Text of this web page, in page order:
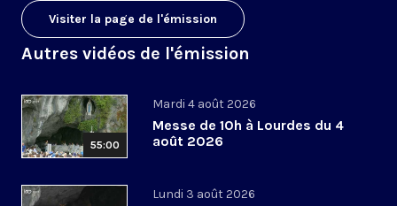
Visiter la page de l'émission
Autres vidéos de l'émission
55:00
Mardi 4 août 2026
Messe de 10h à Lourdes du 4
août 2026
Lundi 3 août 2026